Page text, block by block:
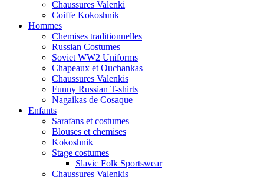
Chaussures Valenki
Coiffe Kokoshnik
Hommes
Chemises traditionnelles
Russian Costumes
Soviet WW2 Uniforms
Chapeaux et Ouchankas
Chaussures Valenkis
Funny Russian T-shirts
Nagaikas de Cosaque
Enfants
Sarafans et costumes
Blouses et chemises
Kokoshnik
Stage costumes
Slavic Folk Sportswear
Chaussures Valenkis